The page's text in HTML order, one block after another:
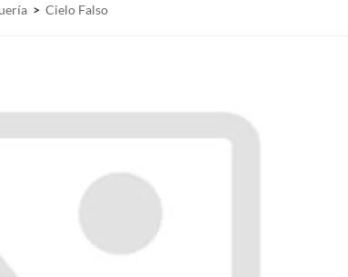
Cielo Falso